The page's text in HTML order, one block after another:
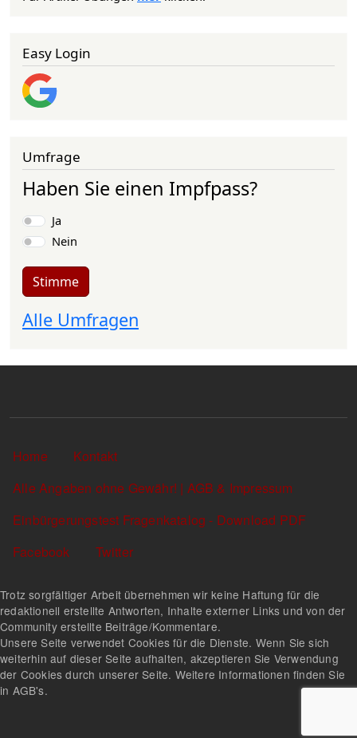
Easy Login
Umfrage
Haben Sie einen Impfpass?
Auswahlmöglichkeiten
Ja
Nein
Stimme
Alle Umfragen
Sekundärlinks
Home
Kontakt
Alle Angaben ohne Gewähr! | AGB & Impressum
Einbürgerungstest Fragenkatalog - Download PDF
Facebook
Twitter
Trotz sorgfältiger Arbeit übernehmen wir keine Haftung für die
redaktionell erstellte Antworten, Inhalte externer Links und von der
Community erstellte Beiträge/Kommentare.
Unsere Seite verwendet Cookies für die Dienste. Wenn Sie sich
weiterhin auf dieser Seite aufhalten, akzeptieren Sie Verwendung
der Cookies durch unserer Seite. Weitere Informationen finden Sie
in AGB's.